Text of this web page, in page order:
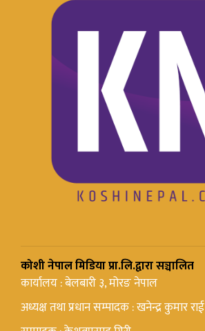
कोशी नेपाल मिडिया प्रा.लि.द्वारा सञ्चालित
कार्यालय : बेलबारी ३, मोरङ नेपाल
अध्यक्ष तथा प्रधान सम्पादक : खनेन्द्र कुमार राई